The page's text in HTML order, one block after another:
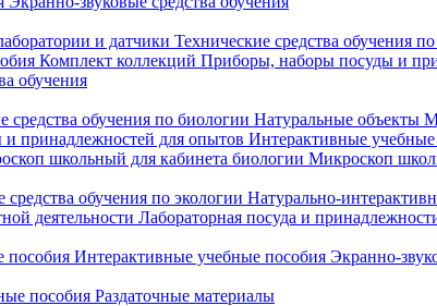
и датчики Технические средства обучения
Комплект коллекций Приборы, наборы посуды и
обучения
средства обучения по биологии Натуральные объекты
принадлежностей для опытов Интерактивные
школьный для кабинета биологии Микроскоп
средства обучения по экологии Натурально-
деятельности Лабораторная посуда и
пособия Интерактивные учебные пособия Экранно-
пособия Раздаточные материалы